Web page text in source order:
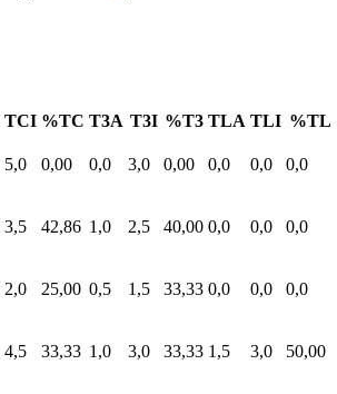
TCI %TC T3A T3I %T3 TLA TLI %TL
5,0 0,00 0,0 3,0 0,00 0,0 0,0 0,0
3,5 42,86 1,0 2,5 40,00 0,0 0,0 0,0
2,0 25,00 0,5 1,5 33,33 0,0 0,0 0,0
4,5 33,33 1,0 3,0 33,33 1,5 3,0 50,00